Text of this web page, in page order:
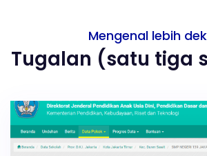
Mengenal lebih
Tugalan (satu tiga